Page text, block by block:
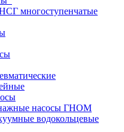
многоступенчатые
насосы ГНОМ
водокольцевые